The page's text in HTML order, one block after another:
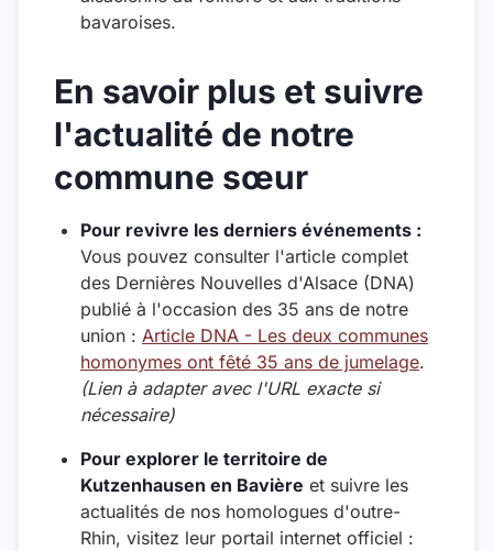
bavaroises.
En savoir plus et suivre
l'actualité de notre
commune sœur
Pour revivre les derniers événements :
Vous pouvez consulter l'article complet
des Dernières Nouvelles d'Alsace (DNA)
publié à l'occasion des 35 ans de notre
union : Article DNA - Les deux communes
homonymes ont fêté 35 ans de jumelage.
(Lien à adapter avec l'URL exacte si
nécessaire)
Pour explorer le territoire de
Kutzenhausen en Bavière et suivre les
actualités de nos homologues d'outre-
Rhin, visitez leur portail internet officiel :